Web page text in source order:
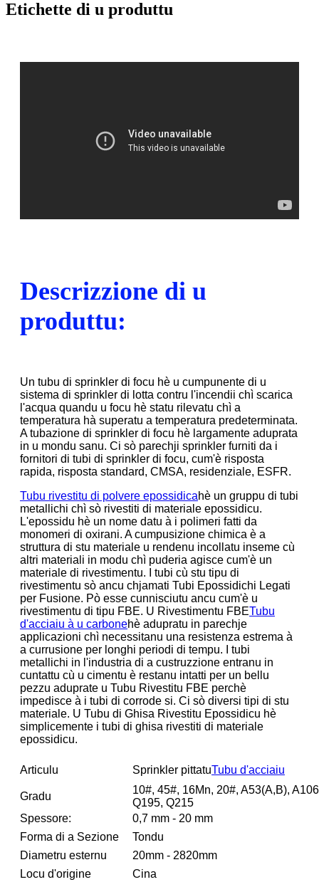
Etichette di u produttu
Descrizzione di u
produttu:
Un tubu di sprinkler di focu hè u cumpunente di u
sistema di sprinkler di lotta contru l'incendii chì scarica
l'acqua quandu u focu hè statu rilevatu chì a
temperatura hà superatu a temperatura predeterminata.
A tubazione di sprinkler di focu hè largamente aduprata
in u mondu sanu. Ci sò parechji sprinkler furniti da i
fornitori di tubi di sprinkler di focu, cum'è risposta
rapida, risposta standard, CMSA, residenziale, ESFR.
Tubu rivestitu di polvere epossidicahè un gruppu di tubi
metallichi chì sò rivestiti di materiale epossidicu.
L'epossidu hè un nome datu à i polimeri fatti da
monomeri di oxirani. A cumpusizione chimica è a
struttura di stu materiale u rendenu incollatu inseme cù
altri materiali in modu chì puderia agisce cum'è un
materiale di rivestimentu. I tubi cù stu tipu di
rivestimentu sò ancu chjamati Tubi Epossidichi Legati
per Fusione. Pò esse cunnisciutu ancu cum'è u
rivestimentu di tipu FBE. U Rivestimentu FBETubu
d'acciaiu à u carbonehè adupratu in parechje
applicazioni chì necessitanu una resistenza estrema à
a currusione per longhi periodi di tempu. I tubi
metallichi in l'industria di a custruzzione entranu in
cuntattu cù u cimentu è restanu intatti per un bellu
pezzu aduprate u Tubu Rivestitu FBE perchè
impedisce à i tubi di corrode si. Ci sò diversi tipi di stu
materiale. U Tubu di Ghisa Rivestitu Epossidicu hè
simplicemente i tubi di ghisa rivestiti di materiale
epossidicu.
Articulu Sprinkler pittatuTubu d'acciaiu
Gradu
10#, 45#, 16Mn, 20#, A53(A,B),
Q195, Q215
Spessore:
0,7 mm - 20 mm
Forma di a Sezione
Tondu
Diametru esternu
20mm - 2820mm
Locu d'origine
Cina